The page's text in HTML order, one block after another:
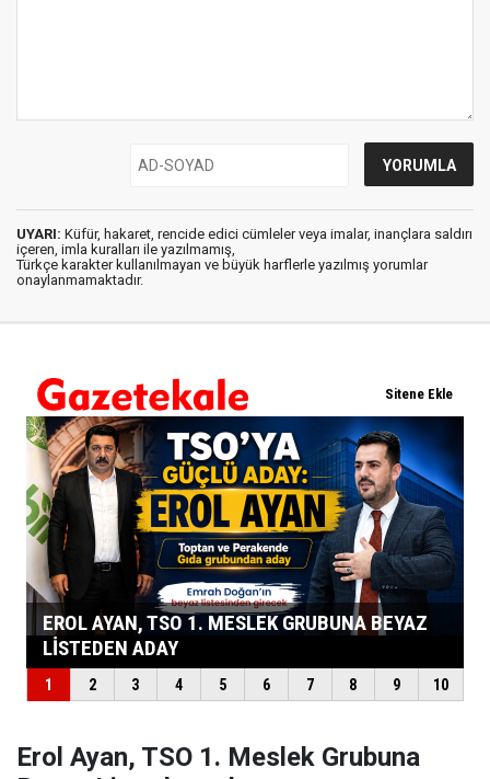
UYARI: Küfür, hakaret, rencide edici cümleler veya imalar, inançlara saldırı
içeren, imla kuralları ile yazılmamış,
Türkçe karakter kullanılmayan ve büyük harflerle yazılmış yorumlar
onaylanmamaktadır.
Erol Ayan, TSO 1. Meslek Grubuna